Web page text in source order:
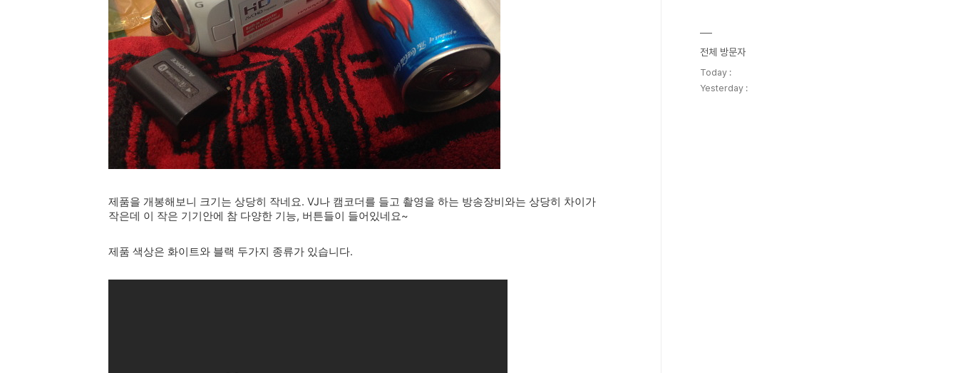
제품을 개봉해보니 크기는 상당히 작네요. VJ나 캠코더를 들고 촬영을 하는 방송장비와는 상당히 차이가
작은데 이 작은 기기안에 참 다양한 기능, 버튼들이 들어있네요~
제품 색상은 화이트와 블랙 두가지 종류가 있습니다.
전체 방문자
Today :
Yesterday :